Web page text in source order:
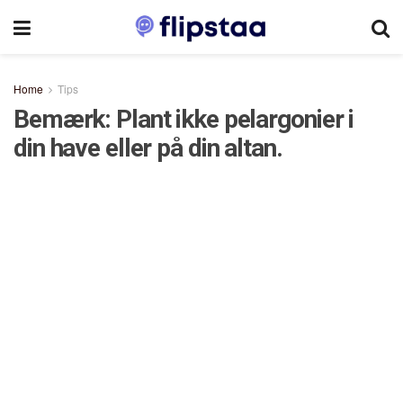
Home Tips
Bemærk: Plant ikke pelargonier i
din have eller på din altan.